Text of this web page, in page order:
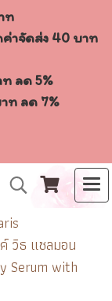
ท
าจัดส่ง 40 บาท
ลด 5%
ท ลด 7%
วิธ แซลมอน
Serum with